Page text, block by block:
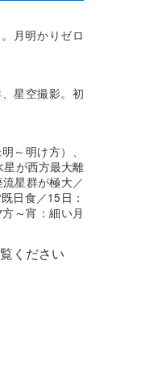
月明かりゼロ
星空撮影。初
～明け方）、
星が西方最大離
星群が極大／
日食／15日：
～宵：細い月
ください